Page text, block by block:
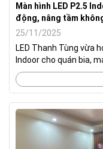
Màn hình LED P2.5
động, nâng tầm
25/11/2025
LED Thanh Tùng vừa
Indoor cho quán bia,